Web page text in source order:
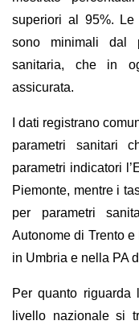
superiori al 95%.
sono minimali dal
sanitaria, che in
assicurata.
I dati registrano
parametri sanitari
parametri indicatori
Piemonte, mentre i
per parametri
Autonome di Trento
in Umbria e nella PA
Per quanto riguarda
livello nazionale si